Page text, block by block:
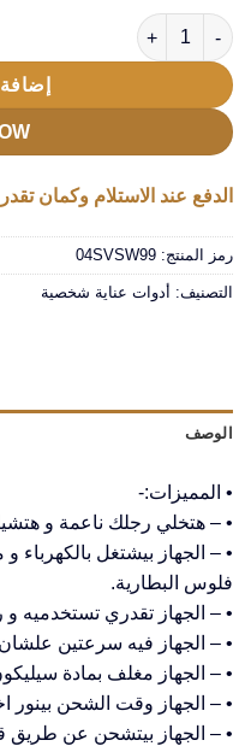
كمية باديكير للقدم يعمل بالشحن
الدفع عند الاستلام وكمان
رمز المنتج: 04SVSW99
التصنيف: أدوات عناية شخصية
الوصف
• المميزات:-
• – هتخلي رجلك ناعمة و
• – الجهاز بيشتغل بالكهرباء
فلوس البطارية.
• – الجهاز تقدري تستخدميه و
• – الجهاز فيه سرعتين
• – الجهاز مغلف بمادة
• – الجهاز وقت الشحن بينور
• – الجهاز بيتشحن عن